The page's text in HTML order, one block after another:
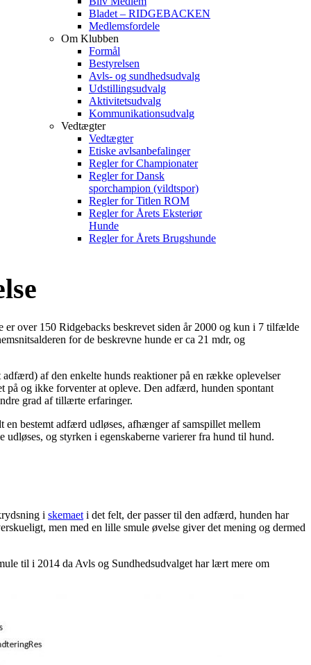
Bladet – RIDGEBACKEN
Medlemsfordele
Om Klubben
Formål
Bestyrelsen
Avls- og sundhedsudvalg
Udstillingsudvalg
Aktivitetsudvalg
Kommunikationsudvalg
Vedtægter
Vedtægter
Etiske avlsanbefalinger
Regler for Championater
Regler for Dansk
sporchampion (vildtspor)
Regler for Titlen ROM
Regler for Årets Eksteriør
Hunde
Regler for Årets Brugshunde
over 150 Ridgebacks beskrevet siden år 2000 og kun i 7 tilfælde
for de beskrevne hunde er ca 21 mdr, og
af den enkelte hunds reaktioner på en række oplevelser
på og ikke forventer at opleve. Den adfærd, hunden spontant
grad af tillærte erfaringer.
en bestemt adfærd udløses, afhænger af samspillet mellem
og styrken i egenskaberne varierer fra hund til hund.
i skemaet i det felt, der passer til den adfærd, hunden har
men med en lille smule øvelse giver det mening og dermed
til i 2014 da Avls og Sundhedsudvalget har lært mere om